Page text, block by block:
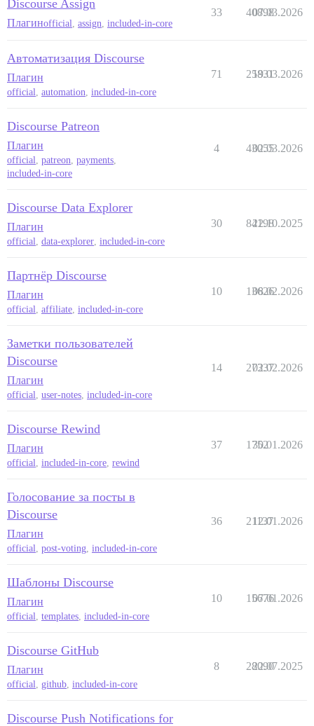
Discourse Assign
Плагинofficial assign included-in-core
33 40898
07.03.2026
Автоматизация Discourse
Плагин
official, automation, included-in-core
71 25831
19.03.2026
Discourse Patreon
Плагин
official, patreon, payments,
included-in-core
4 43055
02.03.2026
Discourse Data Explorer
Плагин
official, data-explorer, included-in-core
30 84198
22.10.2025
Партнёр Discourse
Плагин
official, affiliate, included-in-core
10 13626
08.02.2026
Заметки пользователей
Discourse
Плагин
official, user-notes, included-in-core
14 27337
02.02.2026
Discourse Rewind
Плагин
official, included-in-core, rewind
37 1752
30.01.2026
Голосование за посты в
Discourse
Плагин
official, post-voting, included-in-core
36 21137
12.01.2026
Шаблоны Discourse
Плагин
official, templates, included-in-core
10 15676
07.01.2026
Discourse GitHub
Плагин
official, github, included-in-core
8 28090
22.07.2025
Discourse Push Notifications for